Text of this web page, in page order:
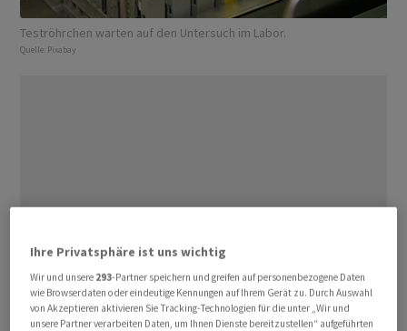
Teströhrchen warten auf den Untersuch im Labor.
Quelle: Pixabay
Ihre Privatsphäre ist uns wichtig
Wir und unsere 293-Partner speichern und greifen auf personenbezogene Daten
wie Browserdaten oder eindeutige Kennungen auf Ihrem Gerät zu. Durch Auswahl
von Akzeptieren aktivieren Sie Tracking-Technologien für die unter „Wir und
unsere Partner verarbeiten Daten, um Ihnen Dienste bereitzustellen“ aufgeführten